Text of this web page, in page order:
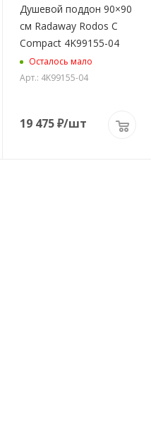
Душевой поддон 90×90
см Radaway Rodos C
Compact 4K99155-04
Осталось мало
Арт.: 4K99155-04
19 475₽/шт